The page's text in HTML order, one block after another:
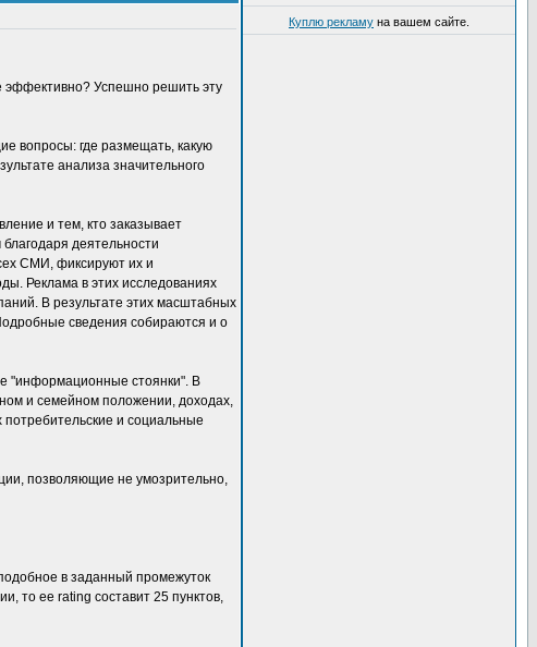
эффективно? Успешно решить эту
вопросы: где размещать, какую
анализа значительного
и тем, кто заказывает
деятельности
СМИ, фиксируют их и
Реклама в этих исследованиях
В результате этих масштабных
сведения собираются и о
"информационные стоянки". В
и семейном положении, доходах,
и социальные
позволяющие не умозрительно,
в заданный промежуток
то ее rating составит 25 пунктов,
Куплю рекламу на вашем сайте.